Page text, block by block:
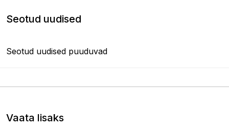
Seotud uudised
Seotud uudised puuduvad
Vaata lisaks